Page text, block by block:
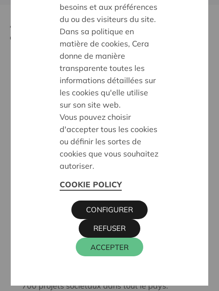
4 bonnes raisons de faire partie de la
coopérative Cera :
Un cadeau de bienvenue: Chaque nouveau
coopérateur de Cera recevra un bon d’une valeur
de 30 €. L’occasion idéale de profiter sans attendre
de l’émotion que procure Cera chez Decathlon,
Dreamland, Dreambaby ou sur Bol.com. Action
valable jusqu’au 14 mai 2022.
Un bon plan: Vous pouvez devenir coopérateur de
Cera à partir de 50 euros. Les coopérateurs de
Cera ont la perspective d’un intéressant dividende
coopératif annuel (non garanti).
De chouettes réductions: Dès 600 euros de parts
festivals, parcs d’attractions, événements, repas,
voyages, vins, articles de mode ou de maison, etc.
Du soutien à 700 projets: Vous contribuerez
également à une société où il fait bon vivre pour
700 projets sociétaux dans tout le pays.
besoins et aux préférences
du ou des visiteurs du site.
Dans sa politique en
matière de cookies, Cera
donne de manière
transparente toutes les
informations détaillées sur
les cookies qu'elle utilise
sur son site web.
Vous pouvez choisir
d'accepter tous les cookies
ou définir les sortes de
cookies que vous souhaitez
autoriser.
COOKIE POLICY
ACCEPTER
REFUSER
CONFIGURER